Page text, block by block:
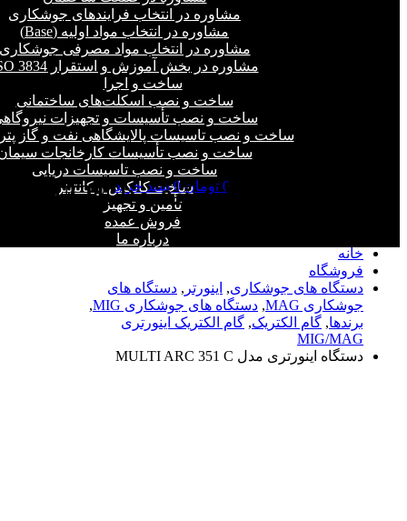
مشاوره در انتخاب فرایند‌های جوشکاری
مشاوره در انتخاب مواد اولیه (Base)
مشاوره در انتخاب مواد مصرفی
مشاوره در بخش آموزش و استقرار ISO 3834
ساخت و اجرا
ساخت و نصب اسکلت‌های ساختمانی
ساخت و نصب تأسیسات و تجهیزات
ساخت و نصب تاسیسات پالایشگاهی نفت و گاز
ساخت و نصب تأسیسات کارخانجات
ساخت و نصب تاسیسات دریایی
ساخت کانکس و کانتینر
تأمین و تجهیز
فروش عمده
درباره ما
0 تومان 0 سبد خرید
فروشگاه - دستگاه اینورتری مدل MULTI
خانه
فروشگاه
دستگاه های جوشکاری, اینورتر , دستگاه های
جوشکاری MAG
, دستگاه های جوشکاری MIG
,
برندها, گام الکتریک, گام الکتریک اینورتری
MIG/MAG
دستگاه اینورتری مدل MULTI ARC 351 C